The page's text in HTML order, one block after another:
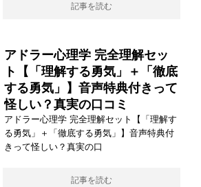
記事を読む
アドラー心理学 完全理解セッ
ト【「理解する勇気」＋「徹底
する勇気」】音声特典付きって
怪しい？真実の口コミ
アドラー心理学 完全理解セット【「理解す
る勇気」＋「徹底する勇気」】音声特典付
きって怪しい？真実の口
記事を読む